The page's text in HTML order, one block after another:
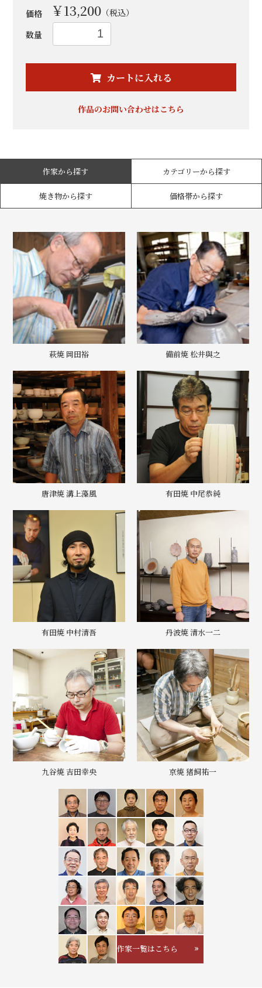
価格 ￥13,200 （税込）
数量
カートに入れる
お買い物を続ける カートへ進む
作品のお問い合わせはこちら
作家から探す カテゴリーから探す
焼き物から探す 価格帯から探す
萩焼 岡田裕 備前焼 松井與之
唐津焼 溝上藻風 有田焼 中尾恭純
有田焼 中村清吾 丹波焼 清水一二
九谷焼 吉田幸央 京焼 猪飼祐一
作家一覧はこちら